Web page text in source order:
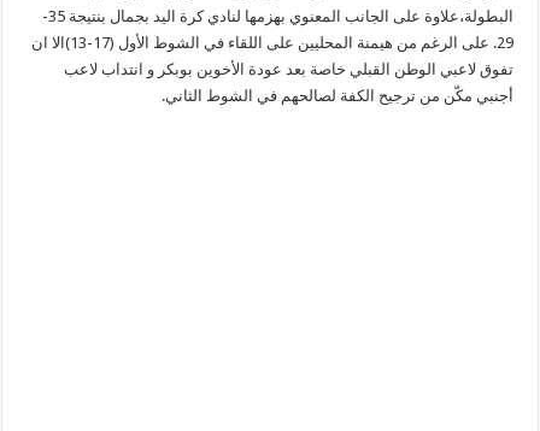
البطولة،علاوة على الجانب المعنوي بهزمها لنادي كرة اليد بجمال بنتيجة 35-
29. على الرغم من هيمنة المحليين على اللقاء في الشوط الأول (17-13)الا ان
تفوق لاعبي الوطن القبلي خاصة بعد عودة الأخوين بوبكر و انتداب لاعب
أجنبي مكّن من ترجيح الكفة لصالحهم في الشوط الثاني.